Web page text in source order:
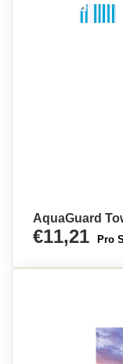
AquaGuard
€11,21 Pro